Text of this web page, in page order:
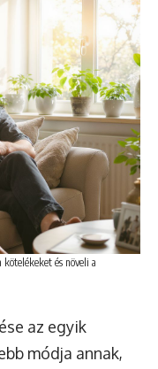
és növeli a
az egyik
módja annak,